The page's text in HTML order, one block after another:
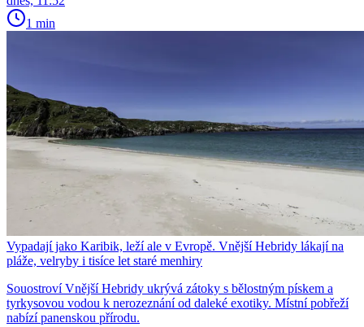
1 min
Vypadají jako Karibik, leží ale v Evropě. Vnější Hebridy lákají na
pláže, velryby i tisíce let staré menhiry
Souostroví Vnější Hebridy ukrývá zátoky s bělostným pískem a
tyrkysovou vodou k nerozeznání od daleké exotiky. Místní pobřeží
nabízí panenskou přírodu.